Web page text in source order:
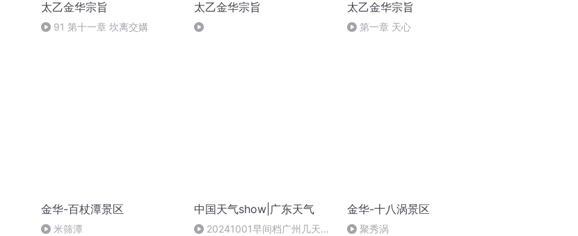
太乙金华宗旨
91 第十一章 坎离交媾
太乙金华宗旨 太乙金华宗旨
第一章 天心
金华-百杖潭景区
米筛潭
中国天气show|广东天气
20241001早间档广州几天降
金华-十八涡景区
聚秀涡